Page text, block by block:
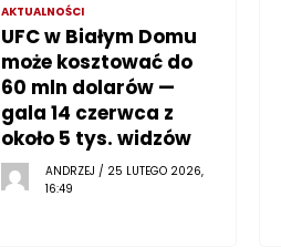
AKTUALNOŚCI
UFC w Białym Domu
może kosztować do
60 mln dolarów —
gala 14 czerwca z
około 5 tys. widzów
ANDRZEJ / 25 LUTEGO 2026,
16:49